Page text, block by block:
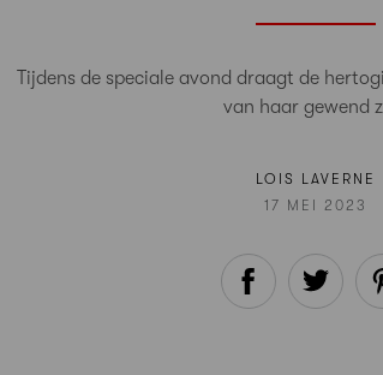
Tijdens de speciale avond draagt de
van haar gewend
LOIS LAVERNE
17 MEI 2023